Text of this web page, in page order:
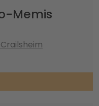
Memis